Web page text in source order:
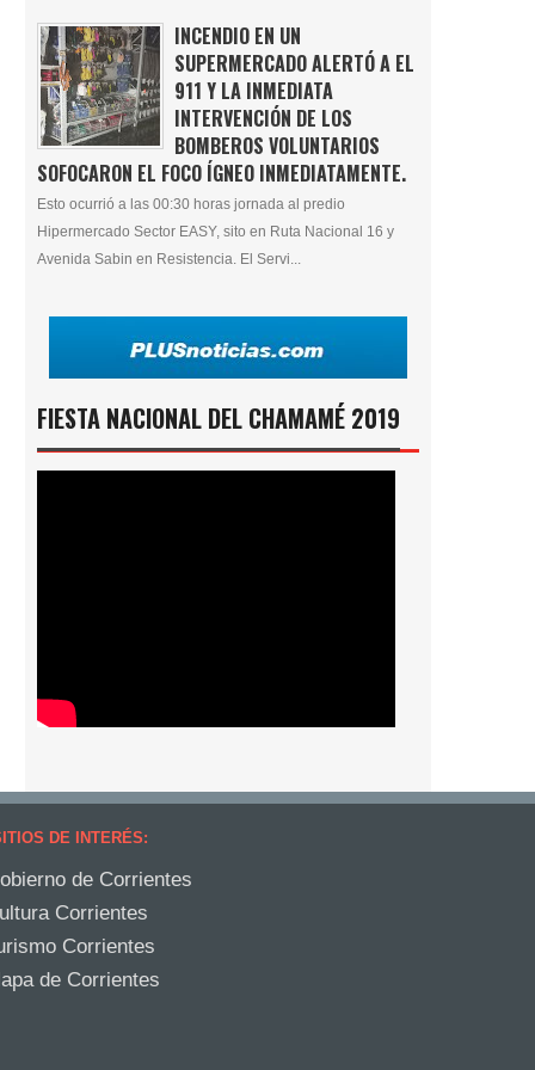
INCENDIO EN UN
SUPERMERCADO ALERTÓ A EL
911 Y LA INMEDIATA
INTERVENCIÓN DE LOS
BOMBEROS VOLUNTARIOS
SOFOCARON EL FOCO ÍGNEO INMEDIATAMENTE.
Esto ocurrió a las 00:30 horas jornada al predio
Hipermercado Sector EASY, sito en Ruta Nacional 16 y
Avenida Sabin en Resistencia. El Servi...
FIESTA NACIONAL DEL CHAMAMÉ 2019
DE INTERÉS:
de Corrientes
Corrientes
Corrientes
de Corrientes